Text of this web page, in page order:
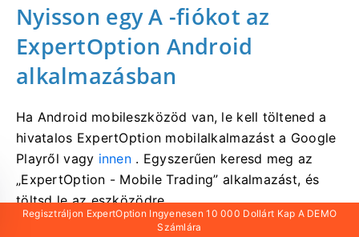
Nyisson egy A -fiókot az
ExpertOption Android
alkalmazásban
Ha Android mobileszközöd van, le kell töltened a
hivatalos ExpertOption mobilalkalmazást a Google
Playről vagy innen . Egyszerűen keresd meg az
„ExpertOption - Mobile Trading” alkalmazást, és
töltsd le az eszközödre.
Regisztráljon ExpertOption Ingyenesen 10 000 Dollárt Kap A DEMO
Számlára